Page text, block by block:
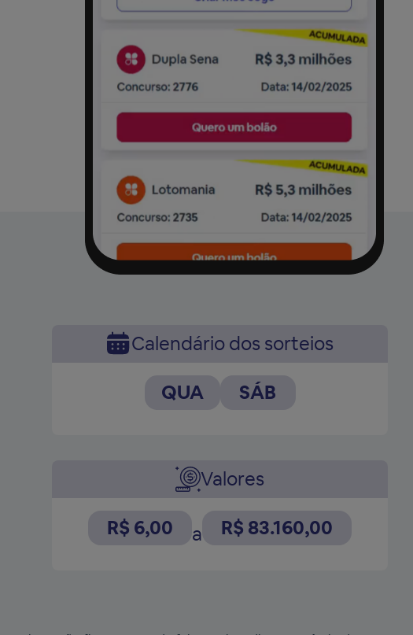
Calendário dos sorteios
QUA
SÁB
Valores
R$ 6,00
a R$ 83.160,00